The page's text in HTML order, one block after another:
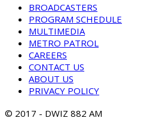
BROADCASTERS
PROGRAM SCHEDULE
MULTIMEDIA
METRO PATROL
CAREERS
CONTACT US
ABOUT US
PRIVACY POLICY
© 2017 - DWIZ 882 AM